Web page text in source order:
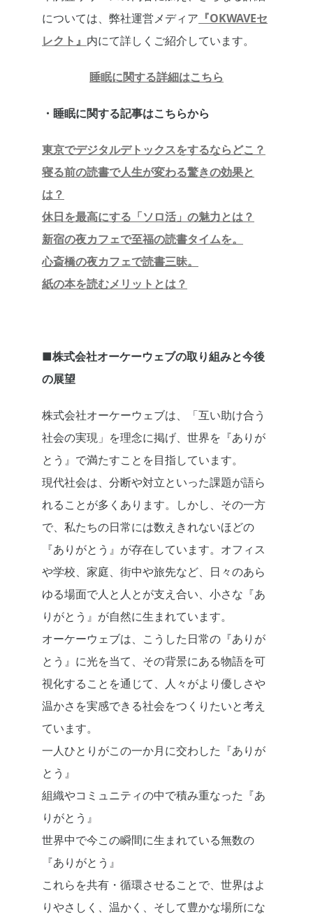
については、弊社運営メディア 『OKWAVEセ
レクト』 内にて詳しくご紹介しています。
睡眠に関する詳細はこちら
・睡眠に関する記事はこちらから
東京でデジタルデトックスをするならどこ？
寝る前の読書で人生が変わる驚きの効果と
は？
休日を最高にする「ソロ活」の魅力とは？
新宿の夜カフェで至福の読書タイムを。
心斎橋の夜カフェで読書三昧。
紙の本を読むメリットとは？
■株式会社オーケーウェブの取り組みと今後
の展望
株式会社オーケーウェブは、「互い助け合う
社会の実現」を理念に掲げ、世界を『ありが
とう』で満たすことを目指しています。
現代社会は、分断や対立といった課題が語ら
れることが多くあります。しかし、その一方
で、私たちの日常には数えきれないほどの
『ありがとう』が存在しています。オフィス
や学校、家庭、街中や旅先など、日々のあら
ゆる場面で人と人とが支え合い、小さな『あ
りがとう』が自然に生まれています。
オーケーウェブは、こうした日常の『ありが
とう』に光を当て、その背景にある物語を可
視化することを通じて、人々がより優しさや
温かさを実感できる社会をつくりたいと考え
ています。
一人ひとりがこの一か月に交わした『ありが
とう』
組織やコミュニティの中で積み重なった『あ
りがとう』
世界中で今この瞬間に生まれている無数の
『ありがとう』
これらを共有・循環させることで、世界はよ
りやさしく、温かく、そして豊かな場所にな